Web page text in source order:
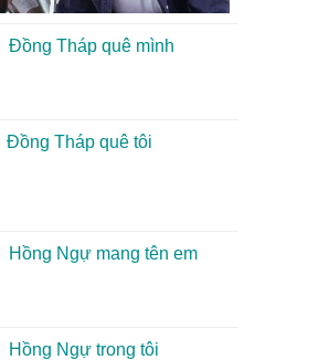
Đồng Tháp quê mình
Đồng Tháp quê tôi
Hồng Ngự mang tên em
Hồng Ngự trong tôi